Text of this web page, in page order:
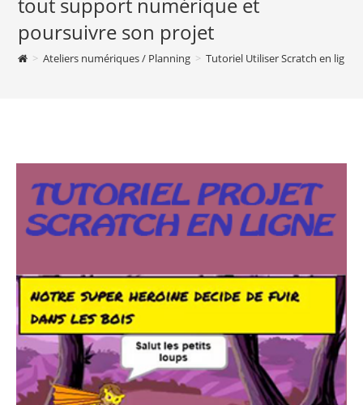
poursuivre son projet
> Ateliers numériques / Planning > Tutoriel Utiliser Scratch en